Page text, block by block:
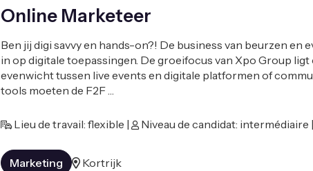
Online Marketeer
Ben jij digi savvy en hands-on?! De business van beurzen en
in op digitale toepassingen. De groeifocus van Xpo Group ligt
evenwicht tussen live events en digitale platformen of
tools moeten de F2F …
Lieu de travail: flexible | Niveau de candidat: intermédiaire |
Marketing Kortrijk